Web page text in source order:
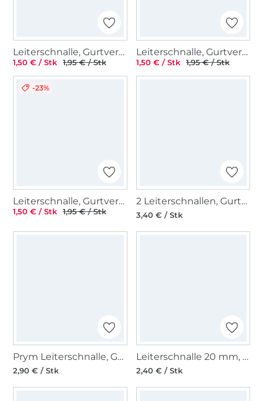
Leiterschnalle, Gurtversteller Metall 25 mm, rosegold
1,50 € / Stk 1,95 € / Stk
Leiterschnalle, Gurtversteller Metall 25 mm, gold
1,50 € / Stk 1,95 € / Stk
-23%
Leiterschnalle, Gurtversteller Metall 40 mm, rosegold
1,50 € / Stk 1,95 € / Stk
2 Leiterschnallen, Gurtversteller 40 mm
3,40 € / Stk
Prym Leiterschnalle, Gurtversteller 40mm, silber
2,90 € / Stk
Leiterschnalle 20 mm, silber
2,40 € / Stk